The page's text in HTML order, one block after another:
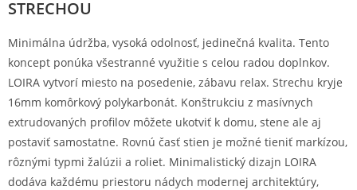
STRECHOU
Minimálna údržba, vysoká odolnosť, jedinečná kvalita. Tento
koncept ponúka všestranné využitie s celou radou doplnkov.
LOIRA vytvorí miesto na posedenie, zábavu relax. Strechu kryje
16mm komôrkový polykarbonát. Konštrukciu z masívnych
extrudovaných profilov môžete ukotviť k domu, stene ale aj
postaviť samostatne. Rovnú časť stien je možné tieniť markízou,
rôznými typmi žalúzii a roliet. Minimalistický dizajn LOIRA
dodáva každému priestoru nádych modernej architektúry,